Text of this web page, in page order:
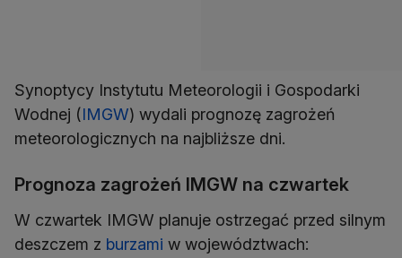
Synoptycy Instytutu Meteorologii i Gospodarki
Wodnej (IMGW) wydali prognozę zagrożeń
meteorologicznych na najbliższe dni.
Prognoza zagrożeń IMGW na czwartek
W czwartek IMGW planuje ostrzegać przed silnym
deszczem z burzami w województwach: